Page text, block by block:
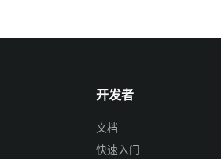
开发者
文档
快速入门